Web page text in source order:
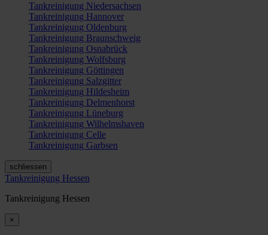
Tankreinigung Niedersachsen
Tankreinigung Hannover
Tankreinigung Oldenburg
Tankreinigung Braunschweig
Tankreinigung Osnabrück
Tankreinigung Wolfsburg
Tankreinigung Göttingen
Tankreinigung Salzgitter
Tankreinigung Hildesheim
Tankreinigung Delmenhorst
Tankreinigung Lüneburg
Tankreinigung Wilhelmshaven
Tankreinigung Celle
Tankreinigung Garbsen
schliessen
Tankreinigung Hessen
Tankreinigung Hessen
×